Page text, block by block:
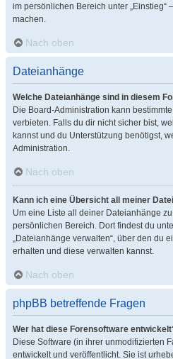
im persönlichen Bereich unter „Einstieg“
machen.
Nach oben
Dateianhänge
Welche Dateianhänge sind in diesem
Die Board-Administration kann
verbieten. Falls du dir nicht sicher bist,
kannst und du Unterstützung benötigst,
Administration.
Nach oben
Kann ich eine Übersicht all meiner
Um eine Liste all deiner Dateianhänge
persönlichen Bereich. Dort findest du
„Dateianhänge verwalten“, über den du
erhalten und diese verwalten kannst.
Nach oben
phpBB betreffende Fragen
Wer hat diese Forensoftware
Diese Software (in ihrer unmodifizierten
entwickelt und veröffentlicht. Sie ist